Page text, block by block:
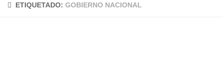
ETIQUETADO: GOBIERNO NACIONAL